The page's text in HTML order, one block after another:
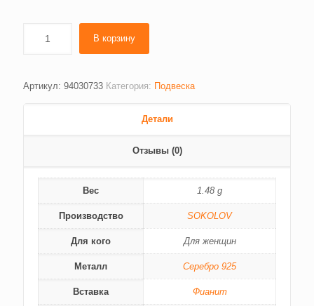
В корзину
Артикул: 94030733 Категория: Подвеска
Детали
Отзывы (0)
Вес 1.48 g
Производство SOKOLOV
Для кого Для женщин
Металл Серебро 925
Вставка Фианит